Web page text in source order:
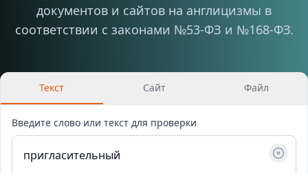
документов и сайтов на англицизмы в
соответствии с законами №53-ФЗ и №168-ФЗ.
Текст Сайт Файл
Введите слово или текст для проверки